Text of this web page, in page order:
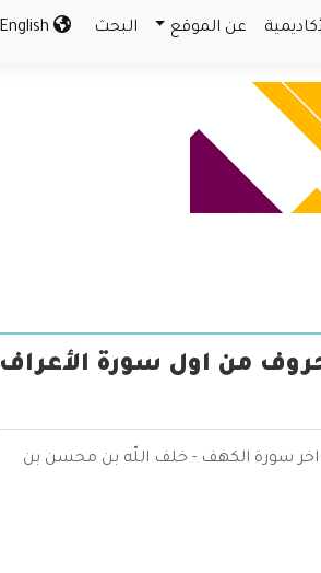
عن الموقع البحث
من اول سورة الأعراف
سورة الكهف - خلف اللّه بن محسن بن